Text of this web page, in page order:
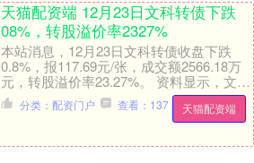
天猫配资端 12月23日文科转债下跌
08%，转股溢价率2327%
本站消息，12月23日文科转债收盘下跌
0.8%，报117.69元/张，成交额2566.18万
元，转股溢价率23.27%。 资料显示，文科
转债信用级别为“A-”，....
天猫配资端
分类：配资门户 查看：137